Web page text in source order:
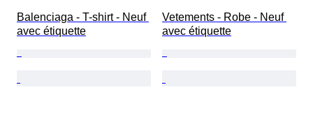
Balenciaga - T-shirt - Neuf
avec étiquette
Vetements - Robe - Neuf
avec étiquette